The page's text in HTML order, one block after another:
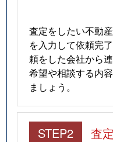
査定をしたい不動
を入力して依頼完
頼をした会社から連
希望や相談する内
ましょう。
STEP2 査